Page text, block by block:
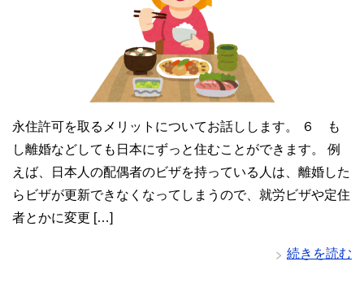
永住許可を取るメリットについてお話しします。 ６ も
し離婚などしても日本にずっと住むことができます。 例
えば、日本人の配偶者のビザを持っている人は、離婚した
らビザが更新できなくなってしまうので、就労ビザや定住
者とかに変更 […]
続きを読む